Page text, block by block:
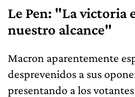
Le Pen: "La victoria
nuestro alcance"
Macron aparentemente
desprevenidos a sus
presentando a los